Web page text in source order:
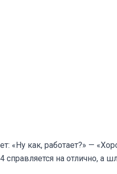
как, работает?» —
на отлично, а